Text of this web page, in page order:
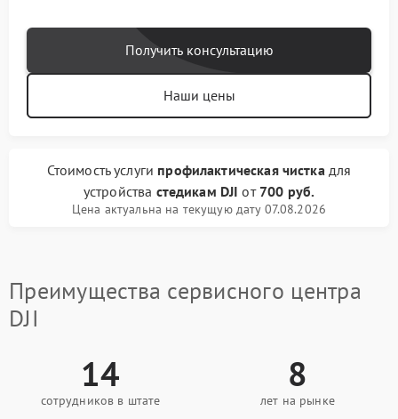
Получить консультацию
Наши цены
Стоимость услуги профилактическая чисткадля
устройства стедикам DJI от 700 руб.
Цена актуальна на текущую дату 07.08.2026
Преимущества сервисного центра
DJI
14
сотрудников в штате
8
лет на рынке